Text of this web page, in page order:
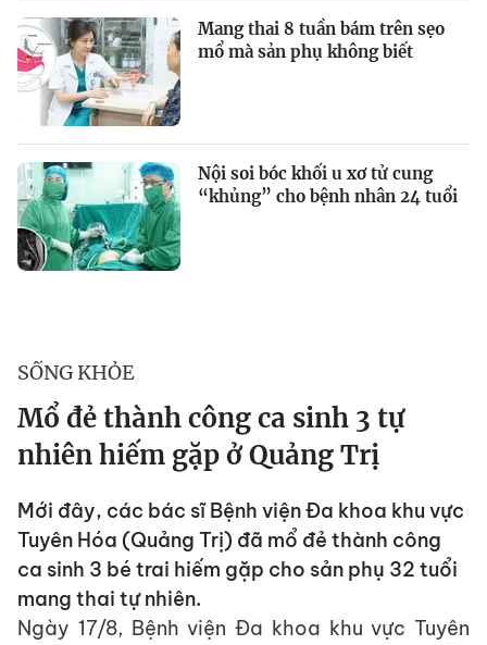
Mang thai 8 tuần bám trên sẹo
mổ mà sản phụ không biết
Nội soi bóc khối u xơ tử cung
“khủng” cho bệnh nhân 24 tuổi
SỐNG KHỎE
Mổ đẻ thành công ca sinh 3 tự
nhiên hiếm gặp ở Quảng Trị
Mới đây, các bác sĩ Bệnh viện Đa khoa khu vực
Tuyên Hóa (Quảng Trị) đã mổ đẻ thành công
ca sinh 3 bé trai hiếm gặp cho sản phụ 32 tuổi
mang thai tự nhiên.
Ngày 17/8, Bệnh viện Đa khoa khu vực Tuyên